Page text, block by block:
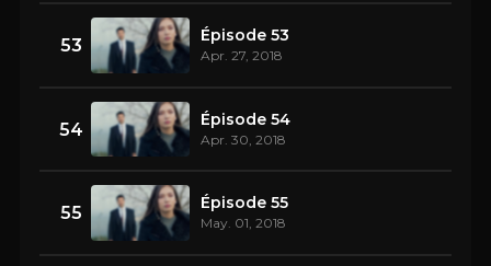
53 Épisode 53
Apr. 27, 2018
54 Épisode 54
Apr. 30, 2018
55 Épisode 55
May. 01, 2018